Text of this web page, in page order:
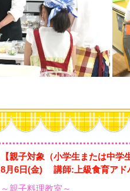
【親子対象（小学生または中学
8月6日(金) 講師:上級食育アド
～親子料理教室～